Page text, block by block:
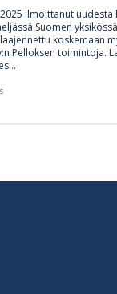
il­moit­ta­nut
Suo­men
kos­ke­maan
Pel­lok­sen toi­min­toja.